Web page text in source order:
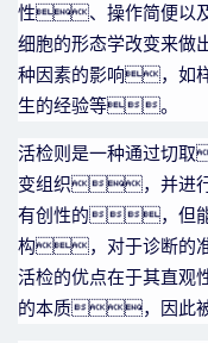
性、操作简便以
细胞的形态学改变来
种因素的影响，如
生的经验等。
活检则是一种通过切
变组织，并进
有创性的，但能
构，对于诊断的
活检的优点在于其直
的本质，因此被